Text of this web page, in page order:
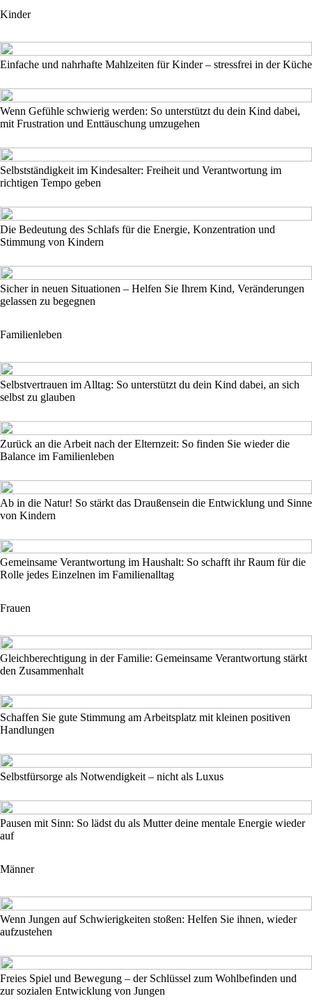
Kinder
Einfache und nahrhafte Mahlzeiten für Kinder – stressfrei in der Küche
Wenn Gefühle schwierig werden: So unterstützt du dein Kind dabei,
mit Frustration und Enttäuschung umzugehen
Selbstständigkeit im Kindesalter: Freiheit und Verantwortung im
richtigen Tempo geben
Die Bedeutung des Schlafs für die Energie, Konzentration und
Stimmung von Kindern
Sicher in neuen Situationen – Helfen Sie Ihrem Kind, Veränderungen
gelassen zu begegnen
Familienleben
Selbstvertrauen im Alltag: So unterstützt du dein Kind dabei, an sich
selbst zu glauben
Zurück an die Arbeit nach der Elternzeit: So finden Sie wieder die
Balance im Familienleben
Ab in die Natur! So stärkt das Draußensein die Entwicklung und Sinne
von Kindern
Gemeinsame Verantwortung im Haushalt: So schafft ihr Raum für die
Rolle jedes Einzelnen im Familienalltag
Frauen
Gleichberechtigung in der Familie: Gemeinsame Verantwortung stärkt
den Zusammenhalt
Schaffen Sie gute Stimmung am Arbeitsplatz mit kleinen positiven
Handlungen
Selbstfürsorge als Notwendigkeit – nicht als Luxus
Pausen mit Sinn: So lädst du als Mutter deine mentale Energie wieder
auf
Männer
Wenn Jungen auf Schwierigkeiten stoßen: Helfen Sie ihnen, wieder
aufzustehen
Freies Spiel und Bewegung – der Schlüssel zum Wohlbefinden und
zur sozialen Entwicklung von Jungen